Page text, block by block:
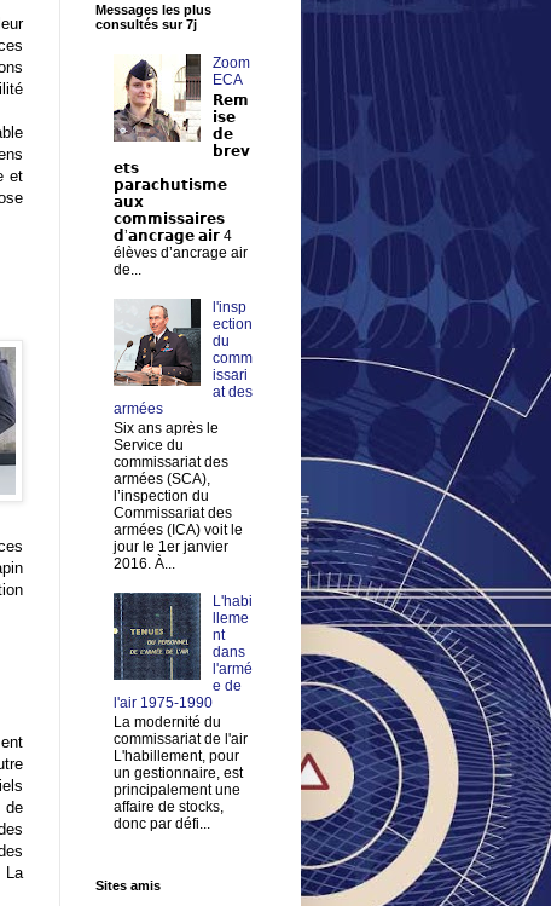
et
de
La
Messages les plus
consultés sur 7j
Zoom
ECA
𝗥𝗲𝗺
𝗶𝘀𝗲
𝗱𝗲
𝗯𝗿𝗲𝘃
𝗲𝘁𝘀
𝗽𝗮𝗿𝗮𝗰𝗵𝘂𝘁𝗶𝘀𝗺𝗲
𝗮𝘂𝘅
𝗰𝗼𝗺𝗺𝗶𝘀𝘀𝗮𝗶𝗿𝗲𝘀
𝗱’𝗮𝗻𝗰𝗿𝗮𝗴𝗲 𝗮𝗶𝗿 4
élèves d’ancrage air
de...
l'insp
ection
du
comm
issari
at des
armées
Six ans après le
Service du
commissariat des
armées (SCA),
l’inspection du
Commissariat des
armées (ICA) voit le
jour le 1er janvier
2016. À...
L'habi
lleme
nt
dans
l'armé
e de
l'air 1975-1990
La modernité du
commissariat de l'air
L'habillement, pour
un gestionnaire, est
principalement une
affaire de stocks,
donc par défi...
Sites amis